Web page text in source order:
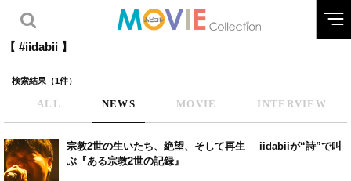
【 #iidabii 】
検索結果（1件）
ALL NEWS MOVIE INTERVIEW
宗教2世の生いたち、絶望、そして再生──iidabiiが“詩”で叫
ぶ『ある宗教2世の記録』